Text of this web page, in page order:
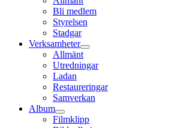
Bli medlem
Styrelsen
Stadgar
Verksamheter
Allmänt
Utredningar
Ladan
Restaureringar
Samverkan
Album
Filmklipp